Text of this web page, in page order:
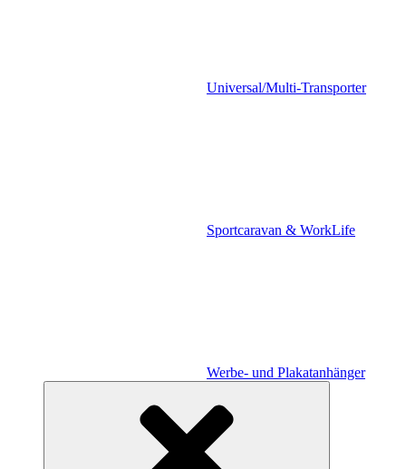
Universal/Multi-Transporter
Sportcaravan & WorkLife
Werbe- und Plakatanhänger